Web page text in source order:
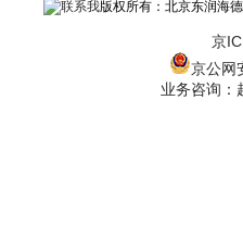
版权所有：北京东润海
京
京公网
业务咨询：